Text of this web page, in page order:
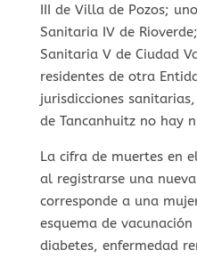
III de Villa de Pozos;
Sanitaria IV de
Sanitaria V de Ciudad
residentes de otra
jurisdicciones
de Tancanhuitz no hay
La cifra de muertes en
al registrarse una
corresponde a una
esquema de
diabetes, enfermedad